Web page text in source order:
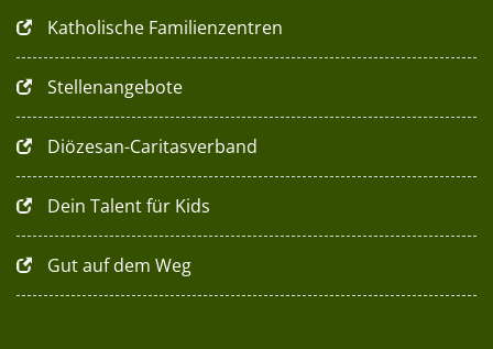
Katholische Familienzentren
Stellenangebote
Diözesan-Caritasverband
Dein Talent für Kids
Gut auf dem Weg